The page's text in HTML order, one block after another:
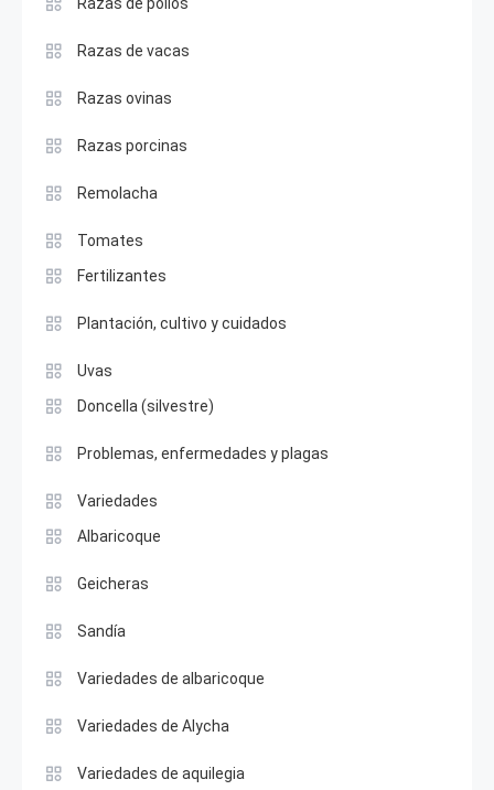
Razas de vacas
Razas ovinas
Razas porcinas
Remolacha
Tomates
Fertilizantes
Plantación, cultivo y cuidados
Uvas
Doncella (silvestre)
Problemas, enfermedades y plagas
Variedades
Albaricoque
Geicheras
Sandía
Variedades de albaricoque
Variedades de Alycha
Variedades de aquilegia